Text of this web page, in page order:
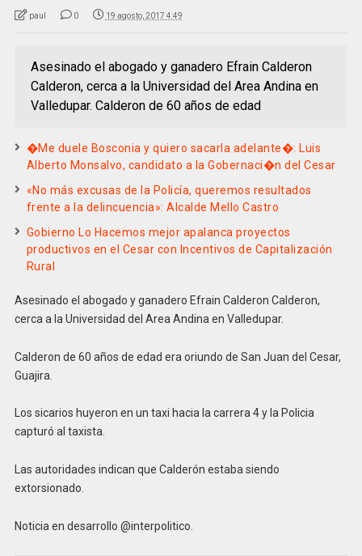
paul 0 19 agosto, 2017 4:49
Asesinado el abogado y ganadero Efrain Calderon
Calderon, cerca a la Universidad del Area Andina en
Valledupar. Calderon de 60 años de edad
�Me duele Bosconia y quiero sacarla adelante�: Luis
Alberto Monsalvo, candidato a la Gobernaci�n del Cesar
«No más excusas de la Policía, queremos resultados
frente a la delincuencia»: Alcalde Mello Castro
Gobierno Lo Hacemos mejor apalanca proyectos
productivos en el Cesar con Incentivos de Capitalización
Rural
Asesinado el abogado y ganadero Efrain Calderon Calderon,
cerca a la Universidad del Area Andina en Valledupar.
Calderon de 60 años de edad era oriundo de San Juan del Cesar,
Guajira.
Los sicarios huyeron en un taxi hacia la carrera 4 y la Policia
capturó al taxista.
Las autoridades indican que Calderón estaba siendo
extorsionado.
Noticia en desarrollo @interpolitico.